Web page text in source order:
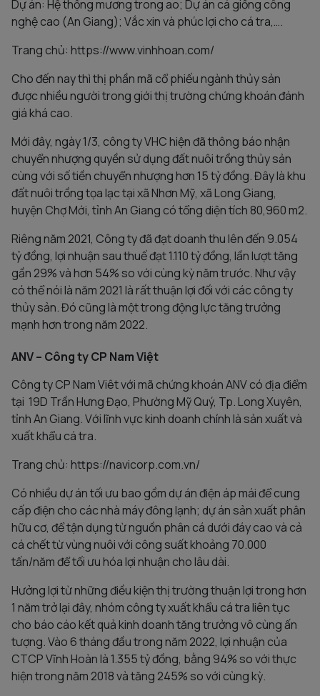
Dự án: Hệ thống mương trong ao; Dự án cá giống công
nghệ cao (An Giang); Vắc xin và phúc lợi cho cá tra,….
Trang chủ: https://www.vinhhoan.com/
Cho đến nay thì thị phần mã cổ phiếu ngành thủy sản
được nhiều người trong giới thị trường chứng khoán đánh
giá khá cao.
Mới đây, ngày 1/3, công ty VHC hiện đã thông báo nhận
chuyển nhượng quyền sử dụng đất nuôi trồng thủy sản
cùng với số tiền chuyển nhượng hơn 15 tỷ đồng. Đây là khu
đất nuôi trồng tọa lạc tại xã Nhơn Mỹ, xã Long Giang,
huyện Chợ Mới, tỉnh An Giang có tổng diện tích 80,960 m2.
Riêng năm 2021, Công ty đã đạt doanh thu lên đến 9.054
tỷ đồng, lợi nhuận sau thuế đạt 1.110 tỷ đồng, lần lượt tăng
gần 29% và hơn 54% so với cùng kỳ năm trước. Như vậy
có thể nói là năm 2021 là rất thuận lợi đối với các công ty
thủy sản. Đó cũng là một trong động lực tăng trưởng
mạnh hơn trong năm 2022.
ANV – Công ty CP Nam Việt
Công ty CP Nam Viêt với mã chứng khoán ANV có địa điểm
tại 19D Trần Hưng Đạo, Phường Mỹ Quý, Tp. Long Xuyên,
tỉnh An Giang. Với lĩnh vực kinh doanh chính là sản xuất và
xuất khẩu cá tra.
Trang chủ: https://navicorp.com.vn/
Có nhiều dự án tối ưu bao gồm dự án điện áp mái để cung
cấp điện cho các nhà máy đông lạnh; dự án sản xuất phân
hữu cơ, để tận dụng từ nguồn phân cá dưới đáy cao và cả
cá chết từ vùng nuôi với công suất khoảng 70.000
tấn/năm để tối ưu hóa lợi nhuận cho lâu dài.
Hưởng lợi từ những điều kiện thị trường thuận lợi trong hơn
1 năm trở lại đây, nhóm công ty xuất khẩu cá tra liên tục
cho báo cáo kết quả kinh doanh tăng trưởng vô cùng ấn
tượng. Vào 6 tháng đầu trong năm 2022, lợi nhuận của
CTCP Vĩnh Hoàn là 1.355 tỷ đồng, bằng 94% so với thực
hiện trong năm 2018 và tăng 245% so với cùng kỳ.